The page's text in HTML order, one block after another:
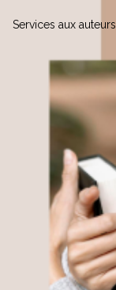
Services aux auteurs